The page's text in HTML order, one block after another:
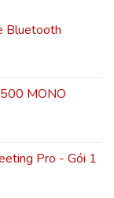
Bluetooth
MONO
Pro - Gói 1